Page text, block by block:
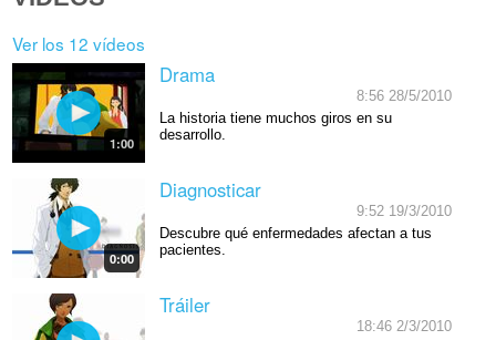
Ver los 12 vídeos
1:00
Drama
8:56 28/5/2010
La historia tiene muchos giros en su
desarrollo.
0:00
Diagnosticar
9:52 19/3/2010
Descubre qué enfermedades afectan a tus
pacientes.
Tráiler
18:46 2/3/2010